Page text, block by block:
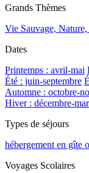
Grands Thèmes
Vie Sauvage,
Dates
Printemps : avril-mai
Été : juin-septembre
Automne : octobre-
Hiver : décembre-
Types de séjours
hébergement en gîte
Voyages Scolaires